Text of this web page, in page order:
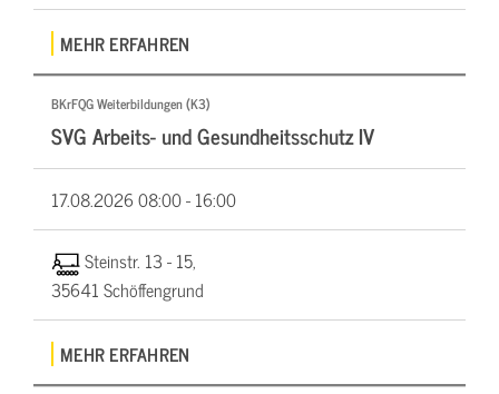
MEHR ERFAHREN
BKrFQG Weiterbildungen (K3)
SVG Arbeits- und Gesundheitsschutz IV
17.08.202608:00 - 16:00
Steinstr. 13 - 15,
35641 Schöffengrund
MEHR ERFAHREN